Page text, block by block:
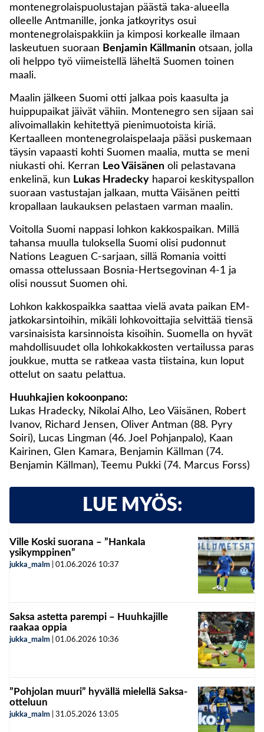
montenegrolaispuolustajan päästä taka-alueella
olleelle Antmanille, jonka jatkoyritys osui
montenegrolaispakkiin ja kimposi korkealle ilmaan
laskeutuen suoraan Benjamin Källmanin otsaan, jolla
oli helppo työ viimeistellä läheltä Suomen toinen
maali.
Maalin jälkeen Suomi otti jalkaa pois kaasulta ja
huippupaikat jäivät vähiin. Montenegro sen sijaan sai
alivoimallakin kehitettyä pienimuotoista kiriä.
Kertaalleen montenegrolaispelaaja pääsi puskemaan
täysin vapaasti kohti Suomen maalia, mutta se meni
niukasti ohi. Kerran Leo Väisänen oli pelastavana
enkelinä, kun Lukas Hradecky haparoi keskityspallon
suoraan vastustajan jalkaan, mutta Väisänen peitti
kropallaan laukauksen pelastaen varman maalin.
Voitolla Suomi nappasi lohkon kakkospaikan. Millä
tahansa muulla tuloksella Suomi olisi pudonnut
Nations Leaguen C-sarjaan, sillä Romania voitti
omassa ottelussaan Bosnia-Hertsegovinan 4-1 ja
olisi noussut Suomen ohi.
Lohkon kakkospaikka saattaa vielä avata paikan EM-
jatkokarsintoihin, mikäli lohkovoittajia selvittää tiensä
varsinaisista karsinnoista kisoihin. Suomella on hyvät
mahdollisuudet olla lohkokakkosten vertailussa paras
joukkue, mutta se ratkeaa vasta tiistaina, kun loput
ottelut on saatu pelattua.
Huuhkajien kokoonpano:
Lukas Hradecky, Nikolai Alho, Leo Väisänen, Robert
Ivanov, Richard Jensen, Oliver Antman (88. Pyry
Soiri), Lucas Lingman (46. Joel Pohjanpalo), Kaan
Kairinen, Glen Kamara, Benjamin Källman (74.
Benjamin Källman), Teemu Pukki (74. Marcus Forss)
LUE MYÖS:
Ville Koski suorana – ”Hankala
ysikymppinen”
jukka_malm 01.06.2026 10:37
Saksa astetta parempi – Huuhkajille
raakaa oppia
jukka_malm 01.06.2026 10:36
”Pohjolan muuri” hyvällä mielellä Saksa-
otteluun
jukka_malm 31.05.2026 13:05